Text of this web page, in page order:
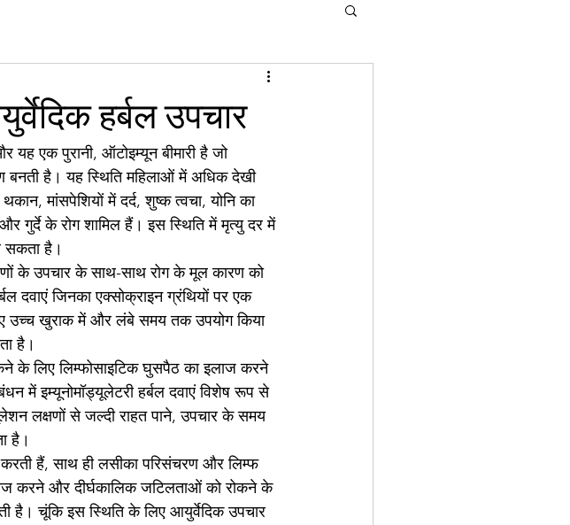
हर्बल उपचार
यह एक पुरानी, ​​ऑटोइम्यून बीमारी है जो
बनती है। यह स्थिति महिलाओं में अधिक देखी
मांसपेशियों में दर्द, शुष्क त्वचा, योनि का
गुर्दे के रोग शामिल हैं। इस स्थिति में मृत्यु दर में
सकता है।
के उपचार के साथ-साथ रोग के मूल कारण को
दवाएं जिनका एक्सोक्राइन ग्रंथियों पर एक
उच्च खुराक में और लंबे समय तक उपयोग किया
है।
के लिए लिम्फोसाइटिक घुसपैठ का इलाज करने
में इम्यूनोमॉड्यूलेटरी हर्बल दवाएं विशेष रूप से
लक्षणों से जल्दी राहत पाने, उपचार के समय
है।
हैं, साथ ही लसीका परिसंचरण और लिम्फ
करने और दीर्घकालिक जटिलताओं को रोकने के
है। चूंकि इस स्थिति के लिए आयुर्वेदिक उपचार